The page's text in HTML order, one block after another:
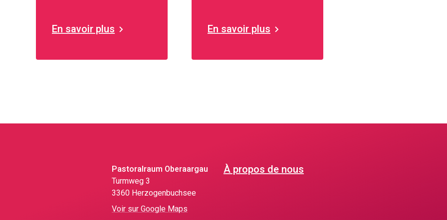
En savoir plus
En savoir plus
Pastoralraum Oberaargau
Turmweg 3
3360 Herzogenbuchsee
Voir sur Google Maps
À propos de nous